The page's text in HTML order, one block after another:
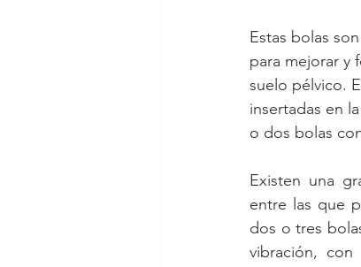
Estas bolas
para mejorar y
suelo pélvico.
insertadas en
o dos bolas
Existen una
entre las que
dos o tres
vibración,